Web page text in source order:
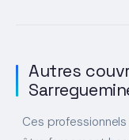
Autres
Ces